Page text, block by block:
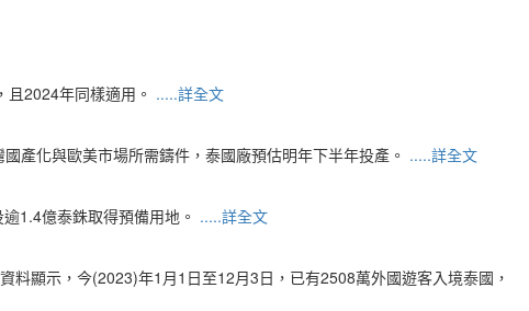
2024年同樣適用。 .....詳全文
產化與歐美市場所需鑄件，泰國廠預估明年下半年投產。 .....詳全文
1.4億泰銖取得預備用地。 .....詳全文
顯示，今(2023)年1月1日至12月3日，已有2508萬外國遊客入境泰國，